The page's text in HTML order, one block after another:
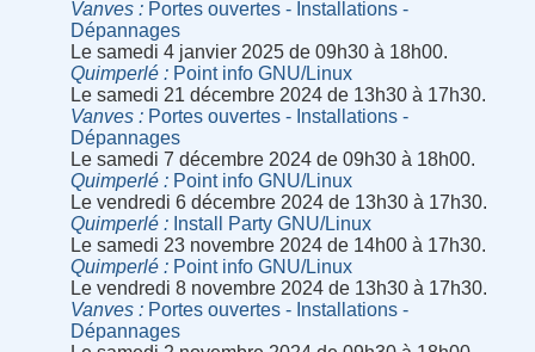
Vanves
Portes ouvertes - Installations -
Dépannages
Le samedi 4 janvier 2025 de 09h30 à 18h00.
Quimperlé
Point info GNU/Linux
Le samedi 21 décembre 2024 de 13h30 à 17h30.
Vanves
Portes ouvertes - Installations -
Dépannages
Le samedi 7 décembre 2024 de 09h30 à 18h00.
Quimperlé
Point info GNU/Linux
Le vendredi 6 décembre 2024 de 13h30 à 17h30.
Quimperlé
Install Party GNU/Linux
Le samedi 23 novembre 2024 de 14h00 à 17h30.
Quimperlé
Point info GNU/Linux
Le vendredi 8 novembre 2024 de 13h30 à 17h30.
Vanves
Portes ouvertes - Installations -
Dépannages